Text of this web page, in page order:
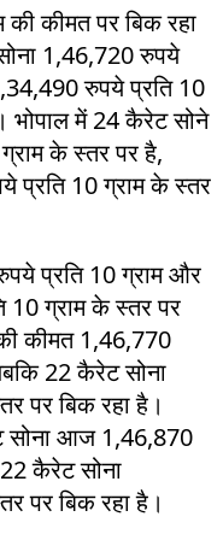
कीमत पर बिक रहा
1,46,720 रुपये
रुपये प्रति 10
भोपाल में 24 कैरेट सोने
के स्तर पर है,
प्रति 10 ग्राम के स्तर
प्रति 10 ग्राम और
10 ग्राम के स्तर पर
कीमत 1,46,770
22 कैरेट सोना
पर बिक रहा है।
सोना आज 1,46,870
कैरेट सोना
पर बिक रहा है।